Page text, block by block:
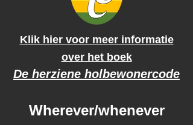
Klik hier voor meer informatie
over het boek
De herziene holbewonercode
Wherever/whenever